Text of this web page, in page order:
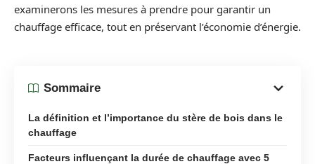
examinerons les mesures à prendre pour garantir un
chauffage efficace, tout en préservant l’économie d’énergie.
Sommaire
La définition et l’importance du stère de bois dans le
chauffage
Facteurs influençant la durée de chauffage avec 5